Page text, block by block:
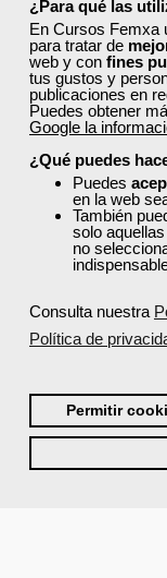
¿Para qué las
En Cursos Femxa
para tratar de
web y con fines
tus gustos y
publicaciones en
Puedes obtener
Google la
¿Qué puedes
Puedes
en la web
También
solo
no
Consulta nuestra
Política de
Permitir